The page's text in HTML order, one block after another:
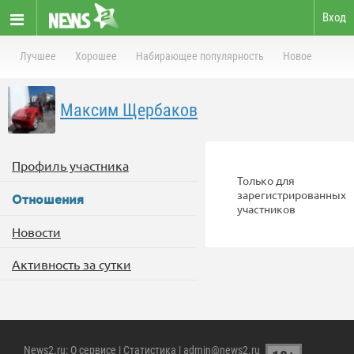
Вход
Лучшее Хорошее Набирающее популярность Новое
Максим Щербаков
Профиль участника
Отношения
Новости
Активность за сутки
Только для
зарегистрированных
участников
News2.ru: О сервисе | Статистика | admin@news2.ru